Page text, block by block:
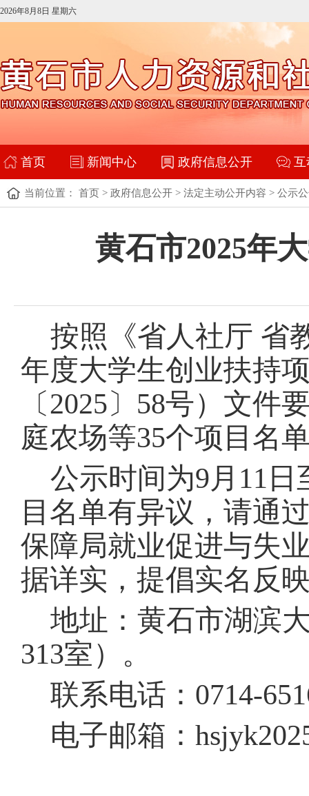
2026年8月8日 星期六
首页 新闻中心 政府信息公开 互
当前位置： 首页 > 政府信息公开 > 法定主动公开内容 > 公示
黄石市2025年
按照《省人社厅 省
年度大学生创业扶持
〔2025〕 58号）文件
庭农场等35个项目名
公示时间为9月 11 日
目名单有异议，请通
保障局就业促进与失
据详实，提倡实名反
地址：黄石市湖滨
313室）。
联系电话： 0714-
电子邮箱：